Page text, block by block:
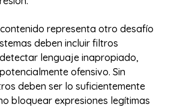
representa otro desafío
deben incluir filtros
lenguaje inapropiado,
ofensivo. Sin
deben ser lo suficientemente
bloquear expresiones legítimas